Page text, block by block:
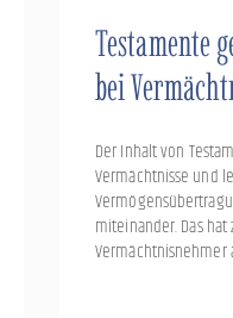
Testamente
bei
Der Inhalt von
Vermächtnisse und
miteinander. Das hat
Vermächtnisnehmer